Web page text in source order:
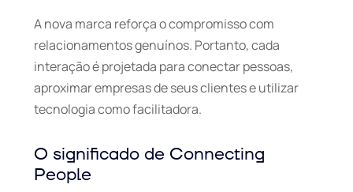
A nova marca reforça o compromisso com
relacionamentos genuínos. Portanto, cada
interação é projetada para conectar pessoas,
aproximar empresas de seus clientes e utilizar
tecnologia como facilitadora.
O significado de Connecting
People